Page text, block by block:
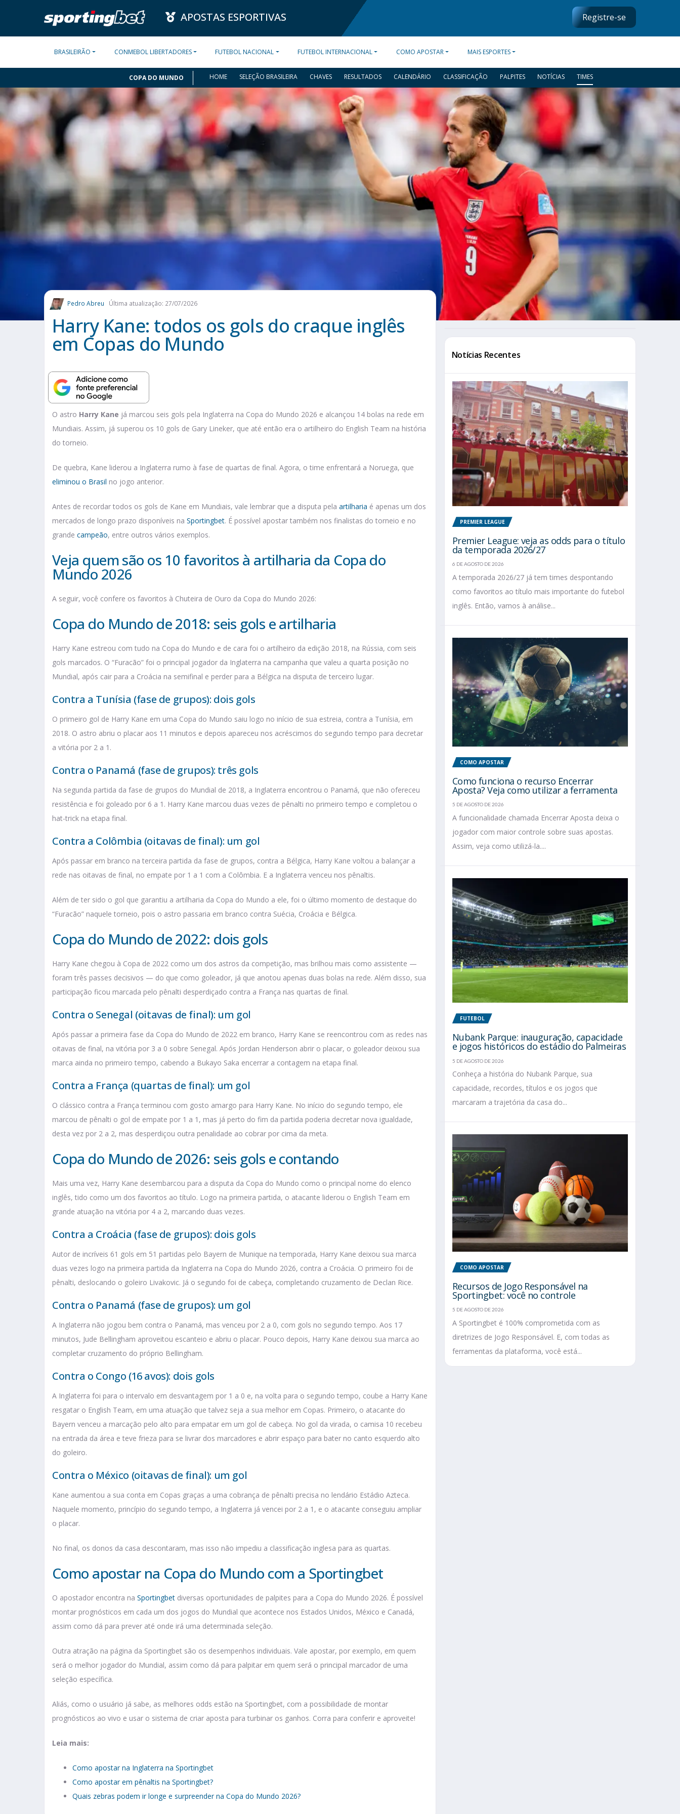
APOSTAS ESPORTIVAS Registre-se
BRASILEIRÃO CONMEBOL LIBERTADORES FUTEBOL NACIONAL FUTEBOL INTERNACIONAL COMO APOSTAR MAIS ESPORTES
COPA DO MUNDO HOME SELEÇÃO BRASILEIRA CHAVES RESULTADOS CALENDÁRIO CLASSIFICAÇÃO PALPITES NOTÍCIAS TIMES
Pedro Abreu Última atualização: 27/07/2026
Harry Kane: todos os gols do craque inglês
em Copas do Mundo
O astro Harry Kane já marcou seis gols pela Inglaterra na Copa do Mundo 2026 e alcançou 14 bolas na rede em
Mundiais. Assim, já superou os 10 gols de Gary Lineker, que até então era o artilheiro do English Team na história
do torneio.
De quebra, Kane liderou a Inglaterra rumo à fase de quartas de final. Agora, o time enfrentará a Noruega, que
eliminou o Brasil no jogo anterior.
Antes de recordar todos os gols de Kane em Mundiais, vale lembrar que a disputa pela artilharia é apenas um dos
mercados de longo prazo disponíveis na Sportingbet. É possível apostar também nos finalistas do torneio e no
grande campeão, entre outros vários exemplos.
Veja quem são os 10 favoritos à artilharia da Copa do
Mundo 2026
A seguir, você confere os favoritos à Chuteira de Ouro da Copa do Mundo 2026:
Copa do Mundo de 2018: seis gols e artilharia
Harry Kane estreou com tudo na Copa do Mundo e de cara foi o artilheiro da edição 2018, na Rússia, com seis
gols marcados. O “Furacão” foi o principal jogador da Inglaterra na campanha que valeu a quarta posição no
Mundial, após cair para a Croácia na semifinal e perder para a Bélgica na disputa de terceiro lugar.
Contra a Tunísia (fase de grupos): dois gols
O primeiro gol de Harry Kane em uma Copa do Mundo saiu logo no início de sua estreia, contra a Tunísia, em
2018. O astro abriu o placar aos 11 minutos e depois apareceu nos acréscimos do segundo tempo para decretar
a vitória por 2 a 1.
Contra o Panamá (fase de grupos): três gols
Na segunda partida da fase de grupos do Mundial de 2018, a Inglaterra encontrou o Panamá, que não ofereceu
resistência e foi goleado por 6 a 1. Harry Kane marcou duas vezes de pênalti no primeiro tempo e completou o
hat-trick na etapa final.
Contra a Colômbia (oitavas de final): um gol
Após passar em branco na terceira partida da fase de grupos, contra a Bélgica, Harry Kane voltou a balançar a
rede nas oitavas de final, no empate por 1 a 1 com a Colômbia. E a Inglaterra venceu nos pênaltis.
Além de ter sido o gol que garantiu a artilharia da Copa do Mundo a ele, foi o último momento de destaque do
“Furacão” naquele torneio, pois o astro passaria em branco contra Suécia, Croácia e Bélgica.
Copa do Mundo de 2022: dois gols
Harry Kane chegou à Copa de 2022 como um dos astros da competição, mas brilhou mais como assistente —
foram três passes decisivos — do que como goleador, já que anotou apenas duas bolas na rede. Além disso, sua
participação ficou marcada pelo pênalti desperdiçado contra a França nas quartas de final.
Contra o Senegal (oitavas de final): um gol
Após passar a primeira fase da Copa do Mundo de 2022 em branco, Harry Kane se reencontrou com as redes nas
oitavas de final, na vitória por 3 a 0 sobre Senegal. Após Jordan Henderson abrir o placar, o goleador deixou sua
marca ainda no primeiro tempo, cabendo a Bukayo Saka encerrar a contagem na etapa final.
Contra a França (quartas de final): um gol
O clássico contra a França terminou com gosto amargo para Harry Kane. No início do segundo tempo, ele
marcou de pênalti o gol de empate por 1 a 1, mas já perto do fim da partida poderia decretar nova igualdade,
desta vez por 2 a 2, mas desperdiçou outra penalidade ao cobrar por cima da meta.
Copa do Mundo de 2026: seis gols e contando
Mais uma vez, Harry Kane desembarcou para a disputa da Copa do Mundo como o principal nome do elenco
inglês, tido como um dos favoritos ao título. Logo na primeira partida, o atacante liderou o English Team em
grande atuação na vitória por 4 a 2, marcando duas vezes.
Contra a Croácia (fase de grupos): dois gols
Autor de incríveis 61 gols em 51 partidas pelo Bayern de Munique na temporada, Harry Kane deixou sua marca
duas vezes logo na primeira partida da Inglaterra na Copa do Mundo 2026, contra a Croácia. O primeiro foi de
pênalti, deslocando o goleiro Livakovic. Já o segundo foi de cabeça, completando cruzamento de Declan Rice.
Contra o Panamá (fase de grupos): um gol
A Inglaterra não jogou bem contra o Panamá, mas venceu por 2 a 0, com gols no segundo tempo. Aos 17
minutos, Jude Bellingham aproveitou escanteio e abriu o placar. Pouco depois, Harry Kane deixou sua marca ao
completar cruzamento do próprio Bellingham.
Contra o Congo (16 avos): dois gols
A Inglaterra foi para o intervalo em desvantagem por 1 a 0 e, na volta para o segundo tempo, coube a Harry Kane
resgatar o English Team, em uma atuação que talvez seja a sua melhor em Copas. Primeiro, o atacante do
Bayern venceu a marcação pelo alto para empatar em um gol de cabeça. No gol da virada, o camisa 10 recebeu
na entrada da área e teve frieza para se livrar dos marcadores e abrir espaço para bater no canto esquerdo alto
do goleiro.
Contra o México (oitavas de final): um gol
Kane aumentou a sua conta em Copas graças a uma cobrança de pênalti precisa no lendário Estádio Azteca.
Naquele momento, princípio do segundo tempo, a Inglaterra já vencei por 2 a 1, e o atacante conseguiu ampliar
o placar.
No final, os donos da casa descontaram, mas isso não impediu a classificação inglesa para as quartas.
Como apostar na Copa do Mundo com a Sportingbet
O apostador encontra na Sportingbet diversas oportunidades de palpites para a Copa do Mundo 2026. É possível
montar prognósticos em cada um dos jogos do Mundial que acontece nos Estados Unidos, México e Canadá,
assim como dá para prever até onde irá uma determinada seleção.
Outra atração na página da Sportingbet são os desempenhos individuais. Vale apostar, por exemplo, em quem
será o melhor jogador do Mundial, assim como dá para palpitar em quem será o principal marcador de uma
seleção específica.
Aliás, como o usuário já sabe, as melhores odds estão na Sportingbet, com a possibilidade de montar
prognósticos ao vivo e usar o sistema de criar aposta para turbinar os ganhos. Corra para conferir e aproveite!
Leia mais:
Como apostar na Inglaterra na Sportingbet
Como apostar em pênaltis na Sportingbet?
Quais zebras podem ir longe e surpreender na Copa do Mundo 2026?
Notícias Recentes
PREMIER LEAGUE
Premier League: veja as odds para o título
da temporada 2026/27
6 DE AGOSTO DE 2026
A temporada 2026/27 já tem times despontando
como favoritos ao título mais importante do futebol
inglês. Então, vamos à análise...
COMO APOSTAR
Como funciona o recurso Encerrar
Aposta? Veja como utilizar a ferramenta
5 DE AGOSTO DE 2026
A funcionalidade chamada Encerrar Aposta deixa o
jogador com maior controle sobre suas apostas.
Assim, veja como utilizá-la....
FUTEBOL
Nubank Parque: inauguração, capacidade
e jogos históricos do estádio do Palmeiras
5 DE AGOSTO DE 2026
Conheça a história do Nubank Parque, sua
capacidade, recordes, títulos e os jogos que
marcaram a trajetória da casa do...
COMO APOSTAR
Recursos de Jogo Responsável na
Sportingbet: você no controle
5 DE AGOSTO DE 2026
A Sportingbet é 100% comprometida com as
diretrizes de Jogo Responsável. E, com todas as
ferramentas da plataforma, você está...